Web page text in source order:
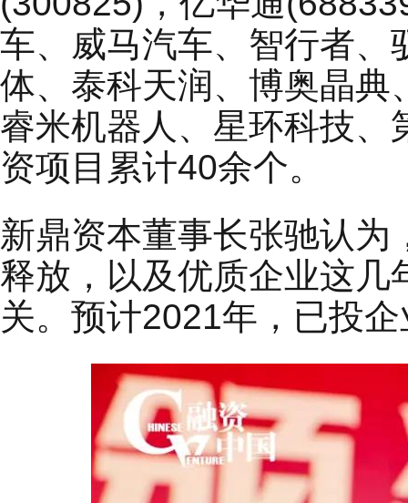
车、威马汽车、智行者、
体、泰科天润、博奥晶典
睿米机器人、星环科技
资项目累计40余个。
新鼎资本董事长张驰认
释放，以及优质企业这几
关。预计2021年，已投